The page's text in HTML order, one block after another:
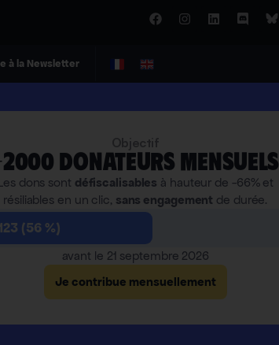
à la Newsletter
donateurs mensuels
dons sont défiscalisables à hauteur de -66% et
résiliables en un clic, sans engagement de durée.
(56 %)
avant le 21 septembre 2026
Je contribue mensuellement